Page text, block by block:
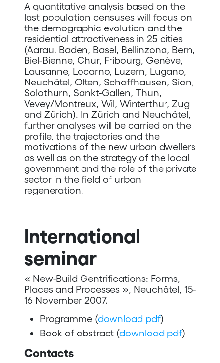
A quantitative analysis based on the
last population censuses will focus on
the demographic evolution and the
residential attractiveness in 25 cities
(Aarau, Baden, Basel, Bellinzona, Bern,
Biel-Bienne, Chur, Fribourg, Genève,
Lausanne, Locarno, Luzern, Lugano,
Neuchâtel, Olten, Schaffhausen, Sion,
Solothurn, Sankt-Gallen, Thun,
Vevey/Montreux, Wil, Winterthur, Zug
and Zürich). In Zürich and Neuchâtel,
further analyses will be carried on the
profile, the trajectories and the
motivations of the new urban dwellers
as well as on the strategy of the local
government and the role of the private
sector in the field of urban
regeneration.
International
seminar
« New-Build Gentrifications: Forms,
Places and Processes », Neuchâtel, 15-
16 November 2007.
Programme (download pdf)
Book of abstract (download pdf)
Contacts